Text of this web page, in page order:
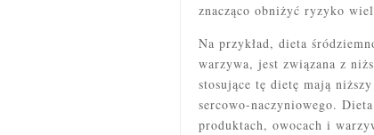
znacząco obniżyć ryzyko
Na przykład, dieta
warzywa, jest związana z
stosujące tę dietę mają
sercowo-naczyniowego.
produktach, owocach i